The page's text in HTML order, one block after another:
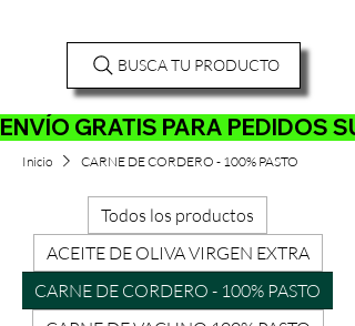
ENVÍO GRATIS PARA
BUSCA TU PRODUCTO
Inicio CARNE DE CORDERO - 100% PASTO
Todos los productos
ACEITE DE OLIVA VIRGEN EXTRA
CARNE DE CORDERO - 100% PASTO